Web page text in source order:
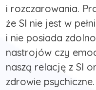
i rozczarowania.
że SI nie jest w
i nie posiada
nastrojów czy
naszą relację z SI
zdrowie psychiczne.